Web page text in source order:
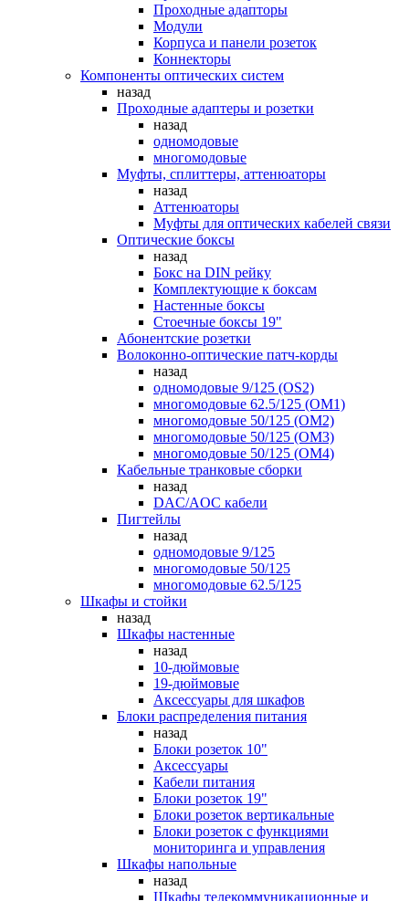
Проходные адапторы
Модули
Корпуса и панели розеток
Коннекторы
Компоненты оптических систем
назад
Проходные адаптеры и розетки
назад
одномодовые
многомодовые
Муфты, сплиттеры, аттенюаторы
назад
Аттенюаторы
Муфты для оптических кабелей связи
Оптические боксы
назад
Бокс на DIN рейку
Комплектующие к боксам
Настенные боксы
Стоечные боксы 19"
Абонентские розетки
Волоконно-оптические патч-корды
назад
одномодовые 9/125 (OS2)
многомодовые 62.5/125 (OM1)
многомодовые 50/125 (OM2)
многомодовые 50/125 (OM3)
многомодовые 50/125 (OM4)
Кабельные транковые сборки
назад
DAC/AOC кабели
Пигтейлы
назад
одномодовые 9/125
многомодовые 50/125
многомодовые 62.5/125
Шкафы и стойки
назад
Шкафы настенные
назад
10-дюймовые
19-дюймовые
Аксессуары для шкафов
Блоки распределения питания
назад
Блоки розеток 10"
Аксессуары
Кабели питания
Блоки розеток 19"
Блоки розеток вертикальные
Блоки розеток с функциями
мониторинга и управления
Шкафы напольные
назад
Шкафы телекоммуникационные и